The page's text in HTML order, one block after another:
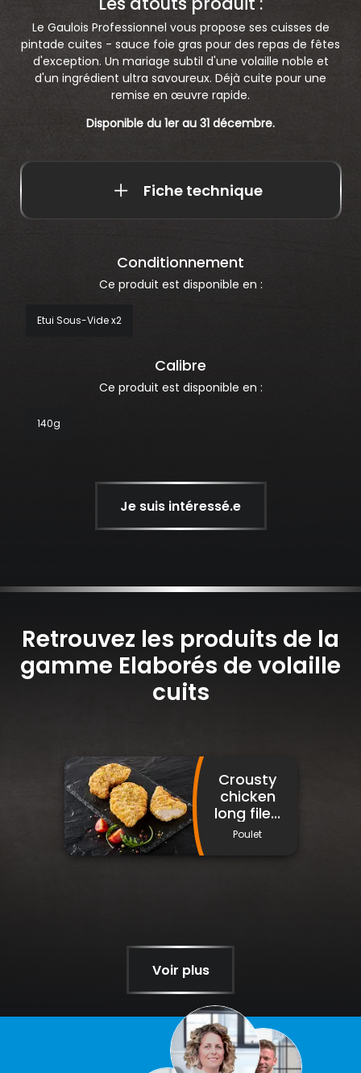
Le Gaulois Professionnel vous propose ses cuisses de
pintade cuites - sauce foie gras pour des repas de fêtes
d'exception. Un mariage subtil d'une volaille noble et
d'un ingrédient ultra savoureux. Déjà cuite pour une
remise en œuvre rapide.
Disponible du 1er au 31 décembre.
Fiche technique
Conditionnement
Ce produit est disponible en :
Etui Sous-Vide x2
Calibre
Ce produit est disponible en :
140g
Je suis intéressé.e
Retrouvez les produits de la
gamme Elaborés de volaille
cuits
Crousty
chicken
long file...
Poulet
Voir plus